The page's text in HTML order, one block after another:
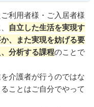
利用者様・ご入居者様
自立した生活を実現す
、また実現を妨げる要
分析する課程のことで
介護者が行うのではな
ことはご自分でやって